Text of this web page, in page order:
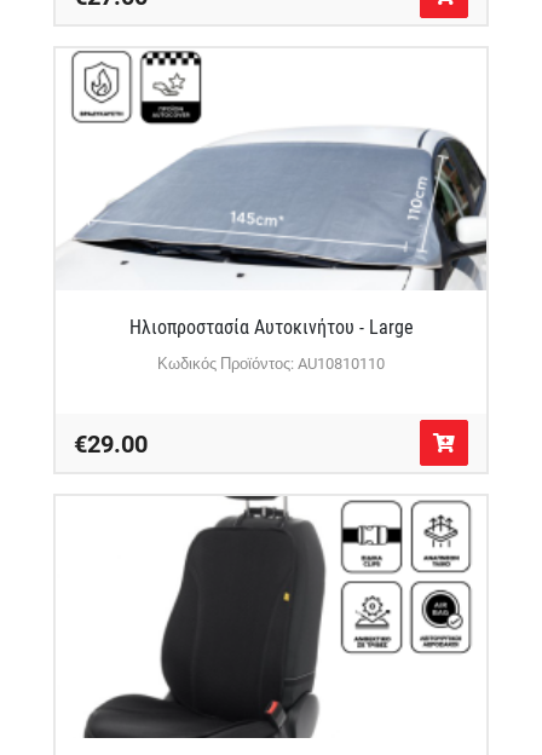
Ηλιοπροστασία Αυτοκινήτου - Large
Κωδικός Προϊόντος: AU10810110
€29.00